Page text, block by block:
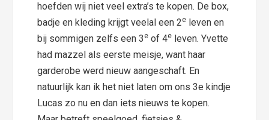
hoefden wij niet veel extra’s te kopen. De box,
badje en kleding krijgt veelal een 2e leven en
bij sommigen zelfs een 3 e of 4e leven. Yvette
had mazzel als eerste meisje, want haar
garderobe werd nieuw aangeschaft. En
natuurlijk kan ik het niet laten om ons 3e kindje
Lucas zo nu en dan iets nieuws te kopen.